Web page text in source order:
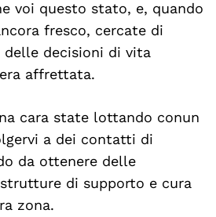
voi questo stato, e, quando
fresco, cercate di
delle decisioni di vita
affrettata.
cara state lottando conun
a dei contatti di
da ottenere delle
di supporto e cura
zona.